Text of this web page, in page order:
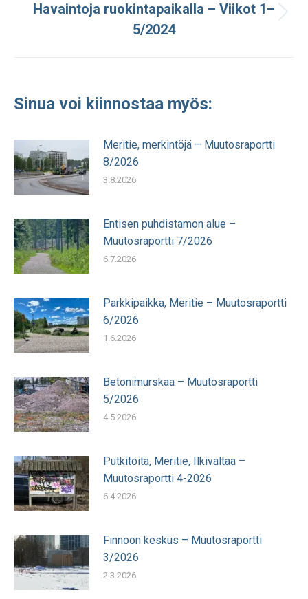
Seuraava
julkaisu:
Havaintoja ruokintapaikalla – Viikot 1–
5/2024
Sinua voi kiinnostaa myös:
Meritie, merkintöjä – Muutosraportti
8/2026
3.8.2026
Entisen puhdistamon alue –
Muutosraportti 7/2026
6.7.2026
Parkkipaikka, Meritie – Muutosraportti
6/2026
1.6.2026
Betonimurskaa – Muutosraportti
5/2026
4.5.2026
Putkitöitä, Meritie, Ilkivaltaa –
Muutosraportti 4-2026
6.4.2026
Finnoon keskus – Muutosraportti
3/2026
2.3.2026